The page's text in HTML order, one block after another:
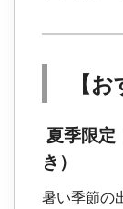
【
夏季限定
き）
暑い季節の